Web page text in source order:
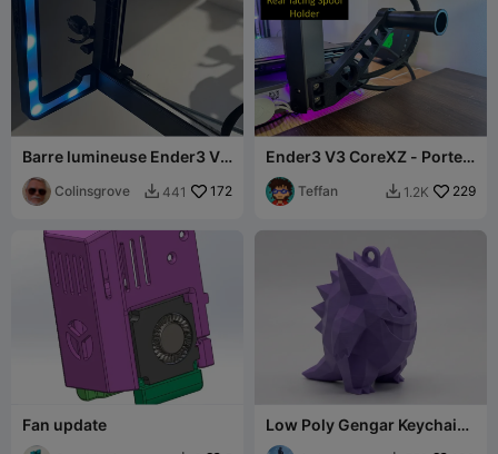
Barre lumineuse Ender3 V3
KE ADD Diffuseurs
Colinsgrove  441 172
Ender3 V3 CoreXZ - Porte-
bobine (face arrière)
Teffan  1.2K 229
Fan update
Low Poly Gengar Keychain |
#05